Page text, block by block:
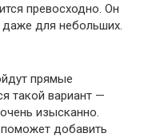
превосходно. Он
для небольших.
прямые
такой вариант —
изысканно.
добавить